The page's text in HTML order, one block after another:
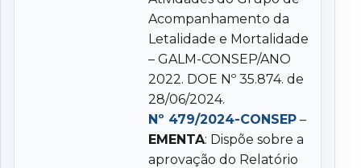
Acompanhamento da
Letalidade e Mortalidade
– GALM-CONSEP/ANO
2022. DOE Nº 35.874. de
28/06/2024.
Nº 479/2024-CONSEP –
EMENTA: Dispõe sobre a
aprovação do Relatório